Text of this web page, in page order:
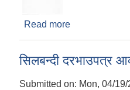
Read more
सिलबन्दी दरभाउपत्र
Submitted on: Mon, 04/